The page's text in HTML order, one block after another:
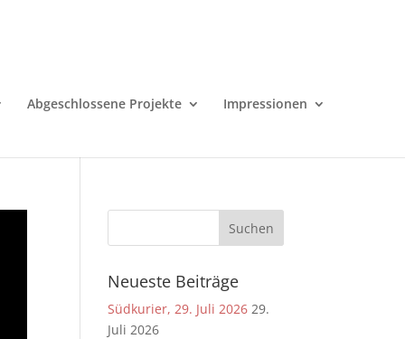
Abgeschlossene Projekte
Impressionen
Neueste Beiträge
Südkurier, 29. Juli 2026 29.
Juli 2026